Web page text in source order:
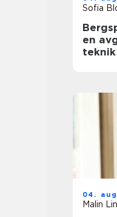
Sofia
en
04.
Malin